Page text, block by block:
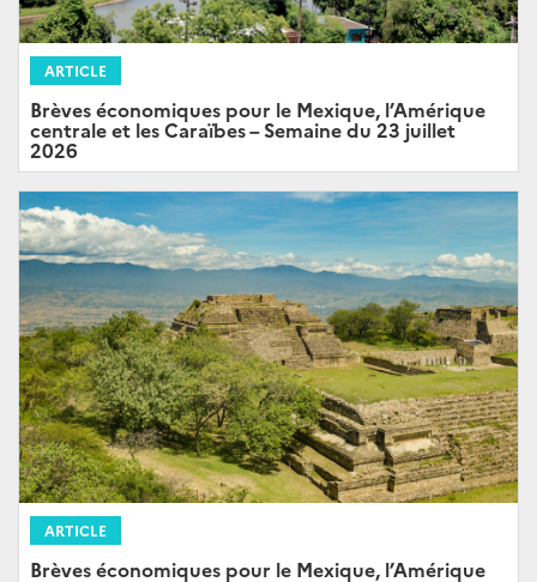
ARTICLE
Brèves économiques pour le Mexique, l’Amérique
centrale et les Caraïbes – Semaine du 23 juillet
2026
ARTICLE
Brèves économiques pour le Mexique, l’Amérique